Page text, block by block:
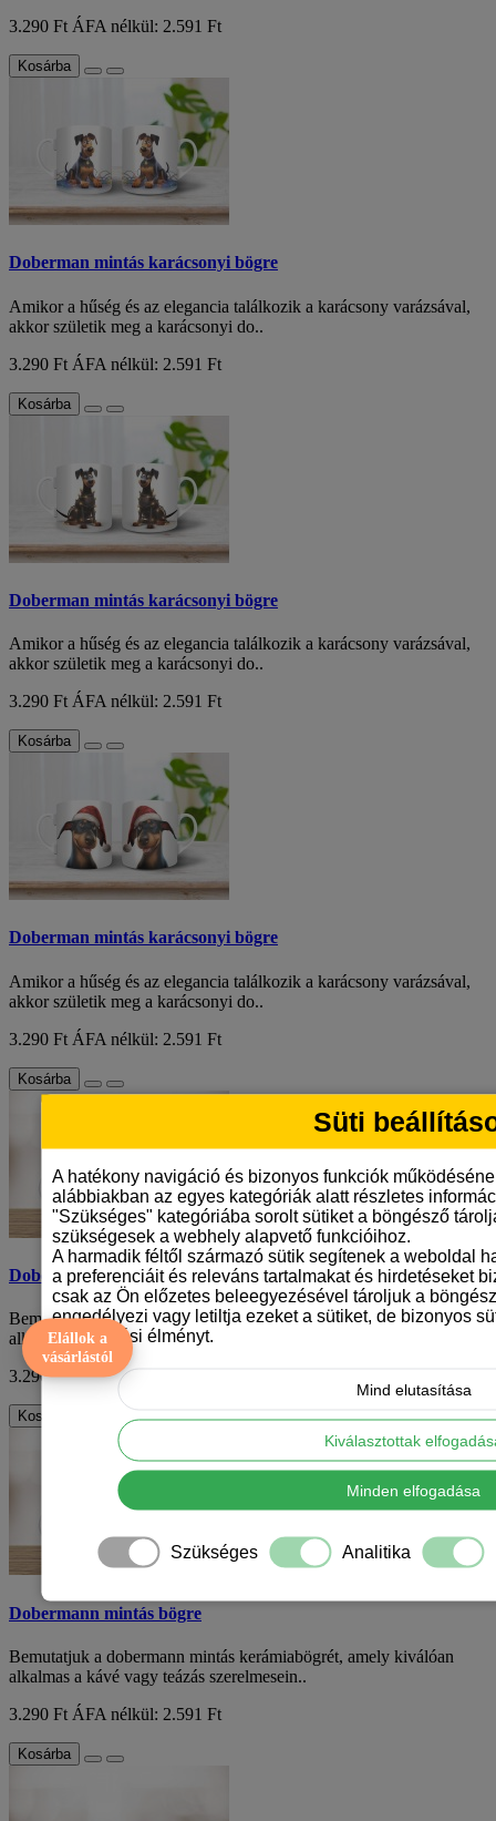
3.290 Ft ÁFA nélkül: 2.591 Ft
Kosárba
Doberman mintás karácsonyi bögre
Amikor a hűség és az elegancia találkozik a karácsony varázsával,
akkor születik meg a karácsonyi do..
3.290 Ft ÁFA nélkül: 2.591 Ft
Kosárba
Doberman mintás karácsonyi bögre
Amikor a hűség és az elegancia találkozik a karácsony varázsával,
akkor születik meg a karácsonyi do..
3.290 Ft ÁFA nélkül: 2.591 Ft
Kosárba
Doberman mintás karácsonyi bögre
Amikor a hűség és az elegancia találkozik a karácsony varázsával,
akkor születik meg a karácsonyi do..
3.290 Ft ÁFA nélkül: 2.591 Ft
Kosárba
Dobermann mintás bögre
Bemutatjuk a dobermann mintás kerámiabögrét, amely kiválóan
alkalmas a kávé vagy teázás szerelmesein..
3.290 FtÁFA nélkül: 2.591 Ft
Kosárba
Dobermann mintás bögre
Bemutatjuk a dobermann mintás kerámiabögrét, amely kiválóan
alkalmas a kávé vagy teázás szerelmesein..
3.290 Ft ÁFA nélkül: 2.591 Ft
Kosárba
Elállok a
vásárlástól
Süti
A hatékony navigáció és bizonyos funkciók
alábbiakban az egyes kategóriák alatt részletes
"Szükséges" kategóriába sorolt sütiket a böngésző
szükségesek a webhely alapvető funkcióihoz.
A harmadik féltől származó sütik segítenek a weboldal
a preferenciáit és releváns tartalmakat és hirdetéseket
csak az Ön előzetes beleegyezésével tároljuk a
engedélyezi vagy letiltja ezeket a sütiket, de bizonyos
böngészési élményt.
Mind elutasítása
Kiválasztottak
Minden elfogadása
Szükséges Analitika